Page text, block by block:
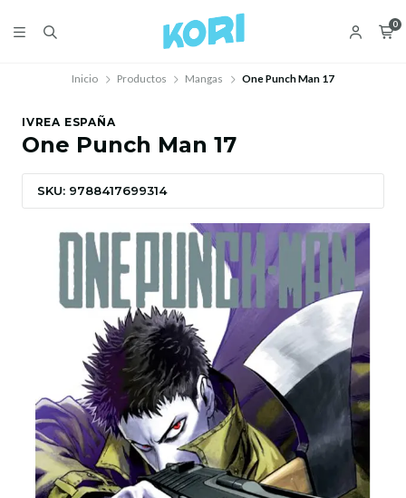
0
Inicio Productos Mangas One Punch Man 17
IVREA ESPAÑA
One Punch Man 17
SKU: 9788417699314